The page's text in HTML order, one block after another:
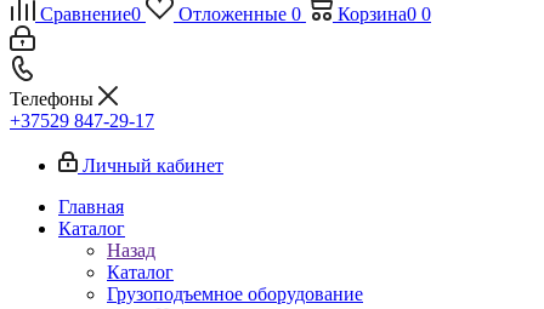
Сравнение0 Отложенные 0 Корзина0 0
Телефоны
+37529 847-29-17‬
Личный кабинет
Главная
Каталог
Назад
Каталог
Грузоподъемное оборудование